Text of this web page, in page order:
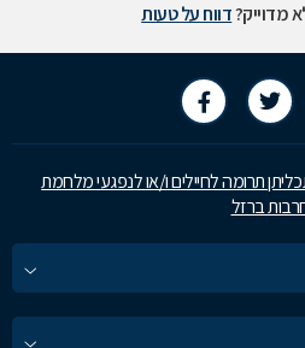
מדוייק?דווח על טעות
תרומה לחיילים ו/או לנפגעי מלחמת
ברזל